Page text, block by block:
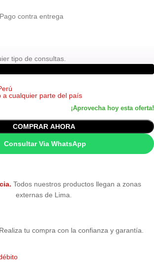
contra entrega
tipo de consultas.
a cualquier parte del país
COMPRAR AHORA
Consultar Via WhatsApp
Todos nuestros productos llegan a zonas
externas de Lima.
Realiza tu compra con la confianza y garantía.